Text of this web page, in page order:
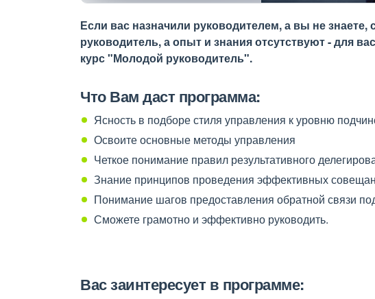
Если вас назначили руководителем, а вы не знаете,
руководитель, а опыт и знания отсутствуют - для
курс "Молодой руководитель".
Что Вам даст программа:
Ясность в подборе стиля управления к уровню
Освоите основные методы управления
Четкое понимание правил результативного
Знание принципов проведения эффективных
Понимание шагов предоставления обратной связи
Сможете грамотно и эффективно руководить.
Вас заинтересует в программе: